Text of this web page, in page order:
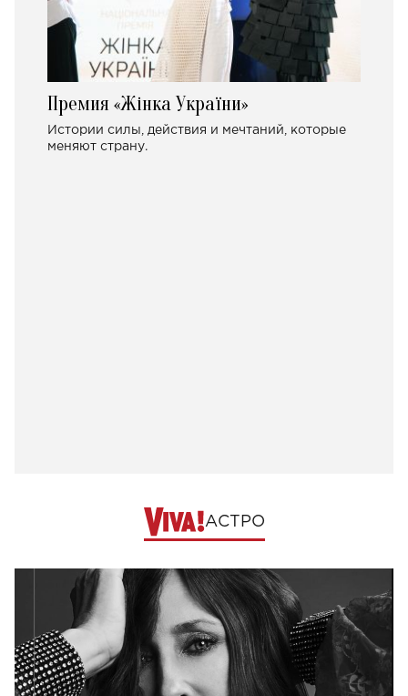
Премия «Жінка України»
Истории силы, действия и мечтаний, которые
меняют страну.
АСТРО